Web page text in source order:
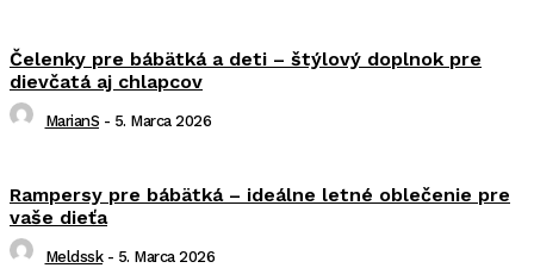
Čelenky pre bábätká a deti – štýlový doplnok pre
dievčatá aj chlapcov
MarianS - 5. Marca 2026
Rampersy pre bábätká – ideálne letné oblečenie pre
vaše dieťa
Meldssk - 5. Marca 2026